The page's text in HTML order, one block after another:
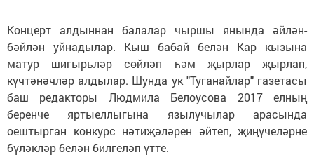
Концерт алдыннан балалар чыршы янында әйлән-
бәйлән уйнадылар. Кыш бабай белән Кар кызына
матур шигырьләр сөйләп һәм җырлар җырлап,
күчтәнәчләр алдылар. Шунда ук "Туганайлар" газетасы
баш редакторы Людмила Белоусова 2017 елның
беренче яртыеллыгына язылучылар арасында
оештырган конкурс нәтиҗәләрен әйтеп, җиңүчеләрне
бүләкләр белән билгеләп үтте.